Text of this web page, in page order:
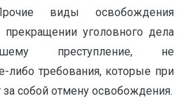
Прочие виды освобождения
уголовного дела
преступление, не
либо требования, которые при
собой отмену освобождения.